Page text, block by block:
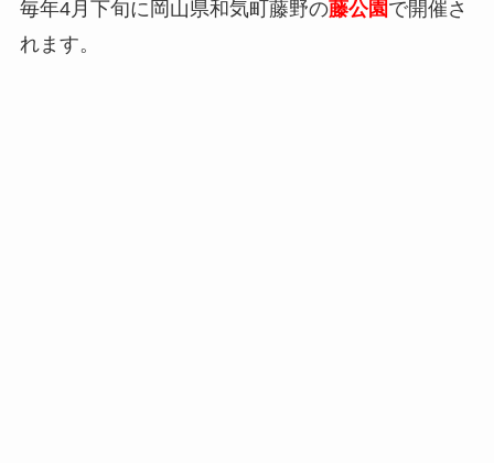
毎年4月下旬に岡山県和気町藤野の藤公園で開催さ
れます。